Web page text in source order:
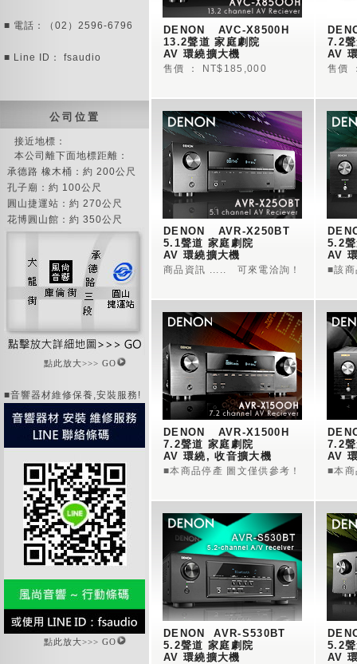
■ 電話：（02）2596-6796
■ Line ID： fsaudio
公 司 位 置
接近地標：
本公司離下面地標距離：
承德路 橡木桶：約 200公尺
孔子廟：約 100公尺
圓山捷運站：約 270公尺
花博圓山館：約 350公尺
點此放大>>> GO
■音響器材維修保養,安裝服務!
點此放大>>> GO
DENON   AVC-X8500H
13.2聲道 家庭劇院
AV 環繞擴大機
售價 ： NT$185,000
7.2
AV
售價
DENON   AVR-X250BT
5.1聲道 家庭劇院
AV 環繞擴大機
商品資訊 ..... 可來電洽詢！
5.2
AV
■該
DENON   AVR-X1500H
7.2聲道 家庭劇院
AV 環繞, 收音擴大機
■本商品停產 圖文僅供參考！
7.2
AV
■本
DENON  AVR-S530BT
5.2聲道 家庭劇院
AV 環繞擴大機
5.2
AV